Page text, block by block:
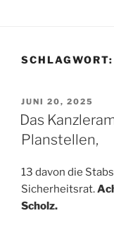
SCHLAGWORT:
VERÖFFENTLICHT
AM
JUNI 20, 2025
Das
Planstellen,
13 davon die
Sicherheitsrat.
Scholz.